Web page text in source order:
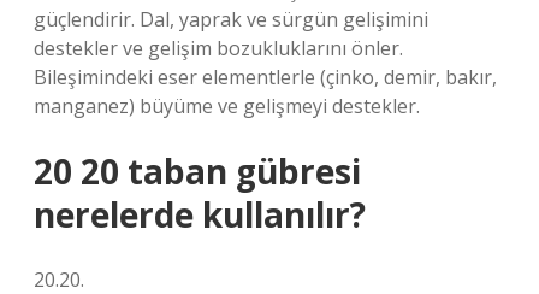
güçlendirir. Dal, yaprak ve sürgün gelişimini
destekler ve gelişim bozukluklarını önler.
Bileşimindeki eser elementlerle (çinko, demir, bakır,
manganez) büyüme ve gelişmeyi destekler.
20 20 taban gübresi
nerelerde kullanılır?
20.20.